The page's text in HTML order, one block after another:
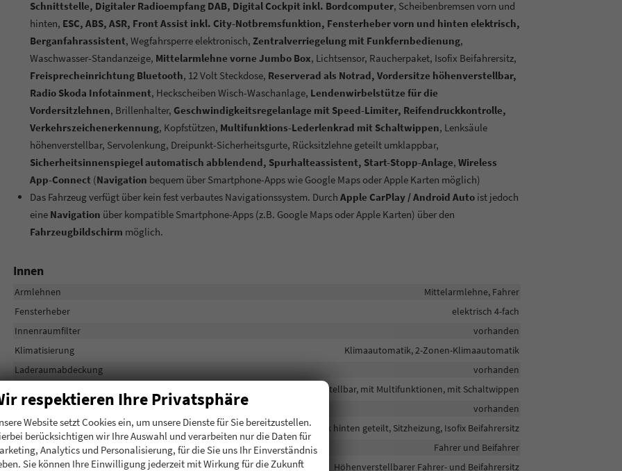
Schnittstelle, Digitaler Radioempfang DAB, Digital Cockpit inkl. Bordcomputer, Scheibenbremsen vorn und
hinten, ESC, ABS, ASR, Front Assist inkl. City-Notbremsfunktion, Fensterheber vorn und hinten elektrisch,
Berganfahrassistent, Wegfahrsperre elektronisch, Zentralverriegelung mit Funkfernbedienung,
Waschwasser-Standanzeige, Mittelarmlehne vorne Jumbo Box, Lichtsensor, Raucherpaket, Isofix Beifahrersitz,
Freisprecheinrichtung Bluetooth, 12 Volt Steckdose, Reserverad als Notrad, Vordersitze höhenverstellbar,
Radio Skoda Infotainment, Heckscheiben Wisch-Waschanlage, Lendenwirbelstütze für die
Vordersitzlehnen, Brillenhalter, Geschwindigkeitsregelanlage mit Speed-Limiter, Reifendruckkontrolle,
Verkehrszeichenerkennung, Kopfstützen, Multifunktions-Lederlenkrad mit Schaltwippen, Lenksäule
höhenverstellbar, Servolenkung, Dreipunkt-Sicherheitsgurte, Rücksitzlehne geteilt umklappbar,
Sicherheitsinnenspiegel automatisch abblendend, Spurhalteassistent, Start-Stopp-Anlage, Wireless
App-Connect (Navigation bequem über Smartphone-Apps wie Google Maps oder Apple Karten möglich)
Das Fahrzeug verfügt über kein fest verbautes Navigationssystem. Durch Apple CarPlay / Android Autoist jedoch
eine Navigation über kompatible Smartphone-Apps (z.B. Google Maps oder Apple Karten) über den
Fahrzeugbildschirm möglich.
Innen
Armlehnen
Mittelarmlehne, Fahrer
Fensterheber
elektrisch 4-fach
Innenraumfilter
vorhanden
Klimatisierung
Klimaautomatik, 2-Zonen-Klimaautomatik
Laderaumabdeckung
vorhanden
in Leder, höhenverstellbar, mit Multifunktionen, mit Schaltwippen
Raucherpaket
vorhanden
Sitze
Isofix (Kindersitzbefestigung), Rücksitzbank hinten geteilt, Sitzheizung, Isofix Beifahrersitz
Sitze: Lordosenstütze
Fahrer und Beifahrer
Sitze: Verstellbarkeit
Höhenverstellbarer Fahrer- und Beifahrersitz
respektieren Ihre Privatsphäre
Website setzt Cookies ein, um unsere Dienste für Sie bereitzustellen.
berücksichtigen wir Ihre Auswahl und verarbeiten nur die Daten für
Analytics und Personalisierung, für die Sie uns Ihr Einverständnis
Sie können Ihre Einwilligung jederzeit mit Wirkung für die Zukunft